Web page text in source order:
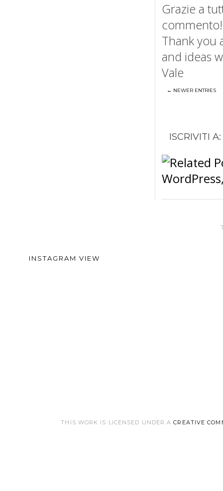
Grazie a
commento!
Thank you
and ideas
Vale
← NEWER ENTRIES
ISCRIVITI A:
INSTAGRAM VIEW
THIS WORK IS LICENSED UNDER ACREATIVE